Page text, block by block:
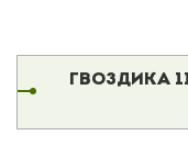
ГВОЗДИКА